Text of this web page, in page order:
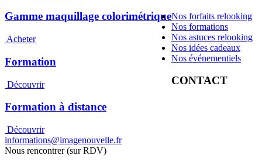
Gamme maquillage colorimétrique
Acheter
Formation
Découvrir
Formation à distance
Découvrir
Nos forfaits relooking
Nos formations
Nos astuces relooking
Nos idées cadeaux
Nos événementiels
CONTACT
informations@imagenouvelle.fr
Nous rencontrer (sur RDV)